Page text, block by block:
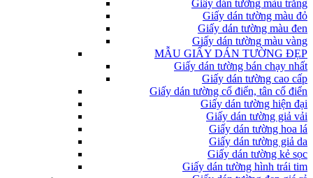
Giấy dán tường màu trắng
Giấy dán tường màu đỏ
Giấy dán tường màu đen
Giấy dán tường màu vàng
MẪU GIẤY DÁN TƯỜNG ĐẸP
Giấy dán tường bán chạy nhất
Giấy dán tường cao cấp
Giấy dán tường cổ điển, tân cổ điển
Giấy dán tường hiện đại
Giấy dán tường giả vải
Giấy dán tường hoa lá
Giấy dán tường giả da
Giấy dán tường kẻ sọc
Giấy dán tường hình trái tim